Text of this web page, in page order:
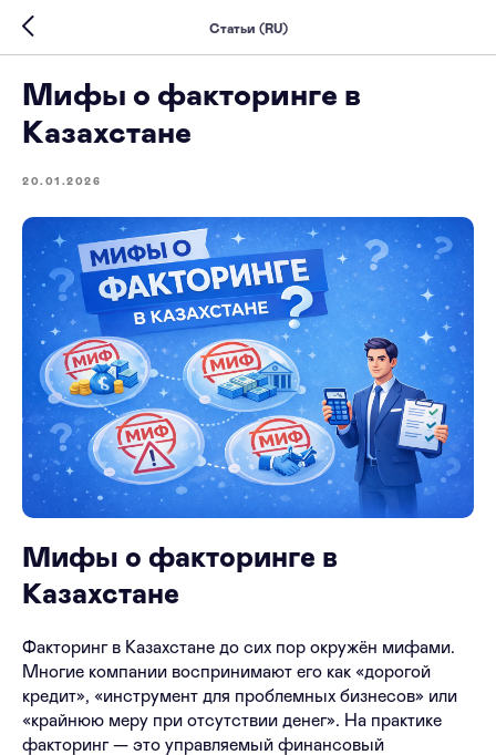
Статьи (RU)
Мифы о факторинге в
Казахстане
20.01.2026
Мифы о факторинге в
Казахстане
Факторинг в Казахстане до сих пор окружён мифами.
Многие компании воспринимают его как «дорогой
кредит», «инструмент для проблемных бизнесов» или
«крайнюю меру при отсутствии денег». На практике
факторинг — это управляемый финансовый